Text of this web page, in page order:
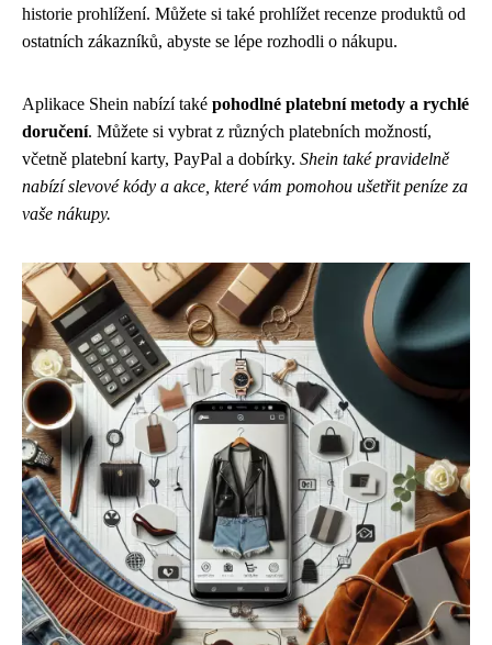
historie prohlížení. Můžete si také prohlížet recenze produktů od
ostatních zákazníků, abyste se lépe rozhodli o nákupu.
Aplikace Shein nabízí také pohodlné platební metody a rychlé
doručení. Můžete si vybrat z různých platebních možností,
včetně platební karty, PayPal a dobírky. Shein také pravidelně
nabízí slevové kódy a akce, které vám pomohou ušetřit peníze za
vaše nákupy.